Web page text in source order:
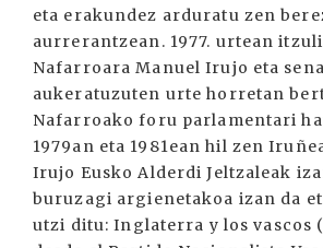
eta erakundez arduratu zen
aurrerantzean. 1977. urtean
Nafarroara Manuel Irujo eta
aukeratuzuten urte horretan
Nafarroako foru parlamentari
1979an eta 1981ean hil zen
Irujo Eusko Alderdi Jeltzaleak
buruzagi argienetakoa izan da
utzi ditu: Inglaterra y los vascos